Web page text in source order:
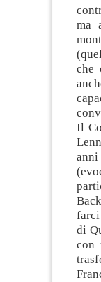
ma
che
Il
farci
di
con